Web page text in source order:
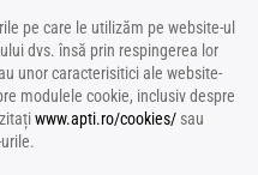
pe care le utilizăm pe website-ul
dvs. însă prin respingerea lor
unor caracterisitici ale website-
modulele cookie, inclusiv despre
www.apti.ro/cookies/ sau